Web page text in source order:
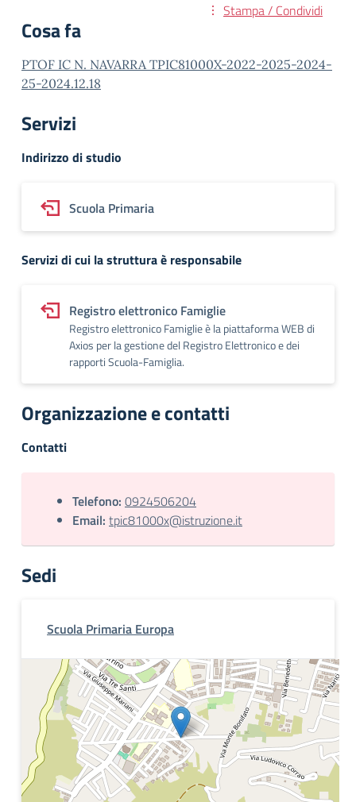
Stampa / Condividi
Cosa fa
PTOF IC N. NAVARRA TPIC81000X-2022-2025-2024-
25-2024.12.18
Servizi
Indirizzo di studio
Scuola Primaria
Servizi di cui la struttura è responsabile
Registro elettronico Famiglie
Registro elettronico Famiglie è la piattaforma WEB di
Axios per la gestione del Registro Elettronico e dei
rapporti Scuola-Famiglia.
Organizzazione e contatti
Contatti
Telefono: 0924506204
Email: tpic81000x@istruzione.it
Sedi
Scuola Primaria Europa